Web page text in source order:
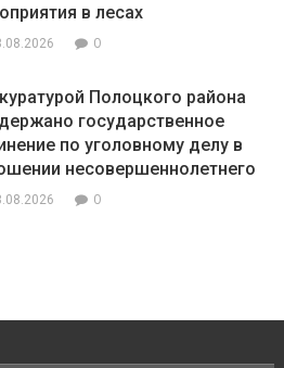
в лесах
0
Полоцкого района
государственное
по уголовному делу в
несовершеннолетнего
0